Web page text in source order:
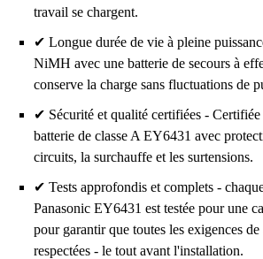
travail se chargent.
✔ Longue durée de vie à pleine
NiMH avec une batterie de secours à
conserve la charge sans fluctuations de
✔ Sécurité et qualité certifiées -
batterie de classe A EY6431 avec
circuits, la surchauffe et les surtensions.
✔ Tests approfondis et complets -
Panasonic EY6431 est testée pour une
pour garantir que toutes les exigences
respectées - le tout avant l'installation.